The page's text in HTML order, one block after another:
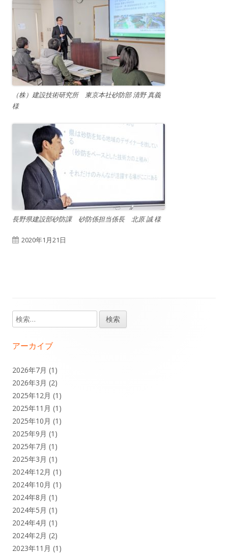
（株）建設技術研究所 東京本社砂防部 清野 真義
様
長野県建設部砂防課 砂防係担当係長 北原 誠 様
公
2020年1月21日
メ
イ
ン
サ
イ
ド
バ
ー
検
索:
アーカイブ
2026年7月 (1)
2026年3月 (2)
2025年12月 (1)
2025年11月 (1)
2025年10月 (1)
2025年9月 (1)
2025年7月 (1)
2025年3月 (1)
2024年12月 (1)
2024年10月 (1)
2024年8月 (1)
2024年5月 (1)
2024年4月 (1)
2024年2月 (2)
2023年11月 (1)